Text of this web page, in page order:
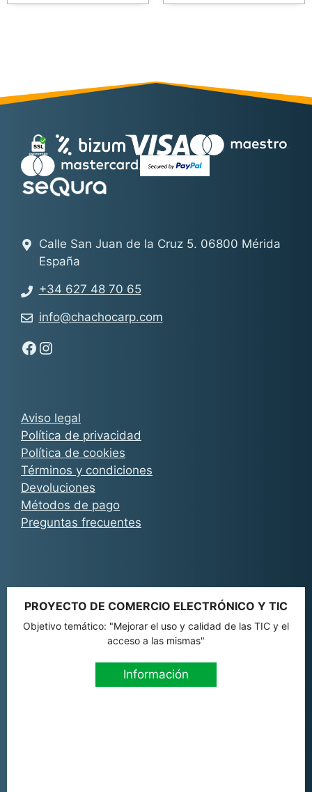
Aviso legal
Política de privacidad
Política de cookies
Términos y condiciones
Devoluciones
Métodos de pago
Preguntas frecuentes
Calle San Juan de la Cruz 5. 06800 Mérida
España
+34 627 48 70 65
info@chachocarp.com
Síguenos en Facebook - Chachocarp
Síguenos en Instagram - Chachocarp
PROYECTO DE COMERCIO ELECTRÓNICO Y TIC
Objetivo temático: "Mejorar el uso y calidad de las TIC y el
acceso a las mismas"
Información